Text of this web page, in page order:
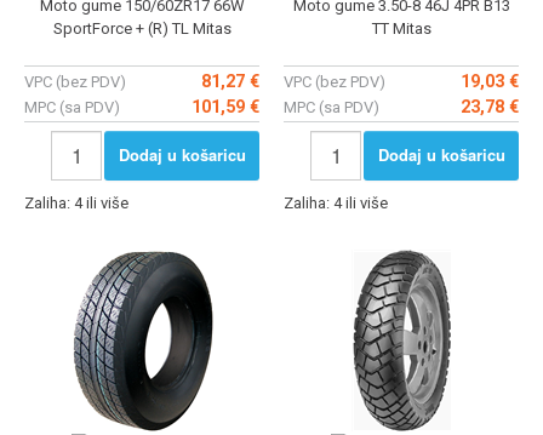
Moto gume 150/60ZR17 66W
SportForce + (R) TL Mitas
VPC (bez PDV) 81,27 €
MPC (sa PDV) 101,59 €
Dodaj u košaricu
Zaliha: 4 ili više
Moto gume 3.50-8 46J 4PR B13
TT Mitas
VPC (bez PDV) 19,03 €
MPC (sa PDV) 23,78 €
Dodaj u košaricu
Zaliha: 4 ili više